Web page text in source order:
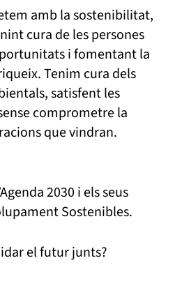
amb la sostenibilitat,
cura de les persones
i fomentant la
Tenim cura dels
satisfent les
comprometre la
que vindran.
2030 i els seus
Sostenibles.
el futur junts?